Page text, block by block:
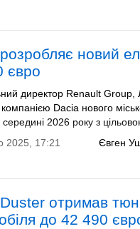
новий
євро
директор Renault
Dacia нового
середині 2026 року з
Євген
2025, 17:21
отримав
до 42 490